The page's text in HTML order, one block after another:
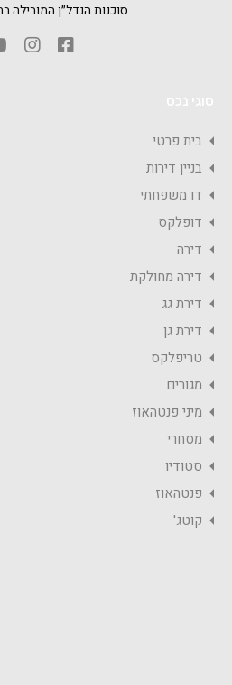
סוכנות הנדל״ן המובילה
בית פרטי
בניין דירות
דו משפחתי
דופלקס
דירה
דירה מחולקת
דירת גג
דירת גן
טריפלקס
מגורים
מיני פנטהאוז
מסחרי
סטודיו
פנטהאוז
קוטג'